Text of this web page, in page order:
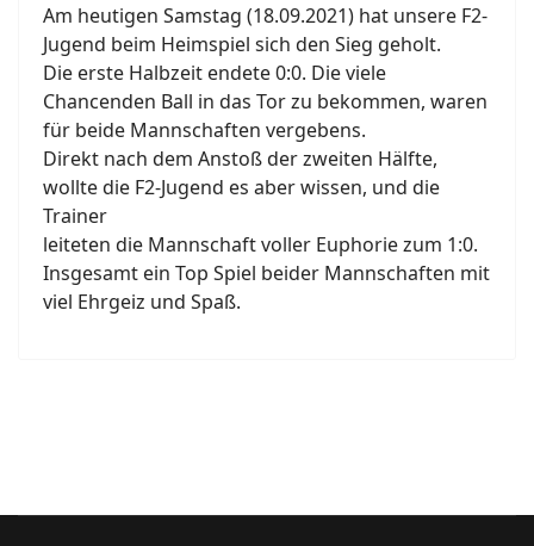
Am heutigen Samstag (18.09.2021) hat unsere F2-
Jugend beim Heimspiel sich den Sieg geholt.
Die erste Halbzeit endete 0:0. Die viele
Chancenden Ball in das Tor zu bekommen, waren
für beide Mannschaften vergebens.
Direkt nach dem Anstoß der zweiten Hälfte,
wollte die F2-Jugend es aber wissen, und die
Trainer
leiteten die Mannschaft voller Euphorie zum 1:0.
Insgesamt ein Top Spiel beider Mannschaften mit
viel Ehrgeiz und Spaß.